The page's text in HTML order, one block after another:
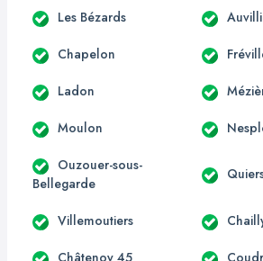
Les Bézards
Chapelon
Ladon
Moulon
Ouzouer-sous-
Bellegarde
Villemoutiers
Châtenoy 45